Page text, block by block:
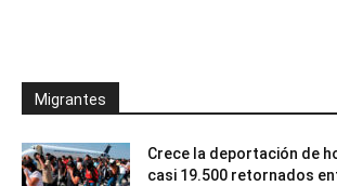
Migrantes
Crece la deportación de
casi 19.500 retornados